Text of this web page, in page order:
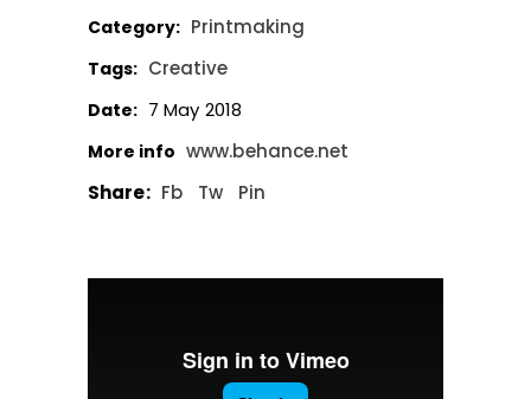
Category: Printmaking
Tags: Creative
Date: 7 May 2018
More info www.behance.net
Share: Fb Tw Pin